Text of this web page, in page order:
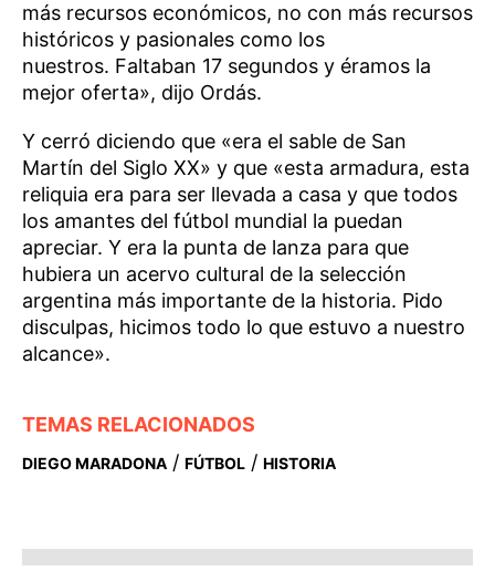
más recursos económicos, no con más recursos
históricos y pasionales como los
nuestros. Faltaban 17 segundos y éramos la
mejor oferta», dijo Ordás.
Y cerró diciendo que «era el sable de San
Martín del Siglo XX» y que «esta armadura, esta
reliquia era para ser llevada a casa y que todos
los amantes del fútbol mundial la puedan
apreciar. Y era la punta de lanza para que
hubiera un acervo cultural de la selección
argentina más importante de la historia. Pido
disculpas, hicimos todo lo que estuvo a nuestro
alcance».
TEMAS RELACIONADOS
DIEGO MARADONA / FÚTBOL / HISTORIA